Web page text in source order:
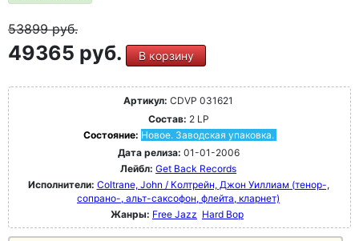
53899руб.
49365 руб. В корзину
Артикул: CDVP 031621
Состав: 2 LP
Состояние: Новое. Заводская упаковка.
Дата релиза: 01-01-2006
Лейбл: Get Back Records
Исполнители: Coltrane, John / Колтрейн, Джон Уиллиам (тенор-,
сопрано-, альт-саксофон, флейта, кларнет)
Жанры: Free Jazz Hard Bop